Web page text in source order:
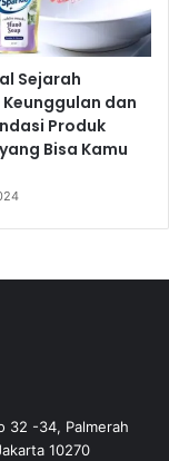
Sejarah
Keunggulan dan
Produk
Bisa Kamu
32 -34, Palmerah
10270